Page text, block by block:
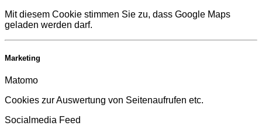
Mit diesem Cookie stimmen Sie zu, dass Google Maps
geladen werden darf.
Marketing
Matomo
Cookies zur Auswertung von Seitenaufrufen etc.
Socialmedia Feed